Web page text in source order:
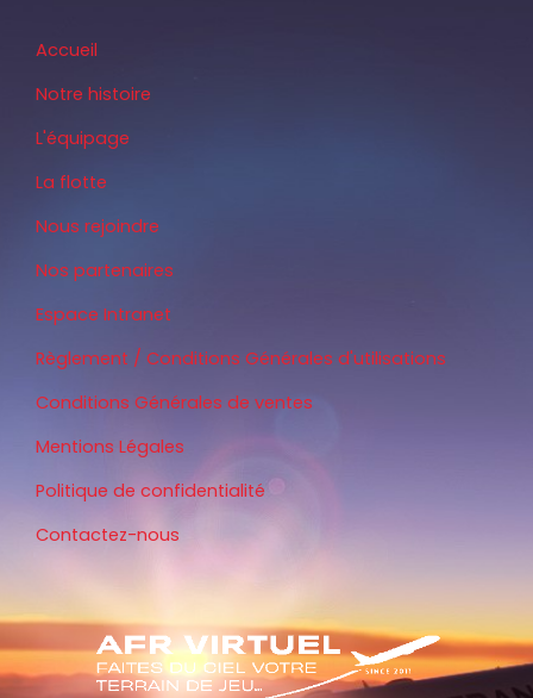
Accueil
Notre histoire
L'équipage
La flotte
Nous rejoindre
Nos partenaires
Espace Intranet
Règlement / Conditions Générales d'utilisations
Conditions Générales de ventes
Mentions Légales
Politique de confidentialité
Contactez-nous